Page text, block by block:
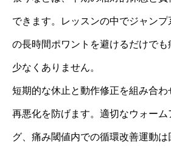
できます。レッスンの中でジャン
の長時間ポワントを避けるだけで
少なくありません。
短期的な休止と動作修正を組み合
再悪化を防げます。適切なウォーム
グ、痛み閾値内での循環改善運動は